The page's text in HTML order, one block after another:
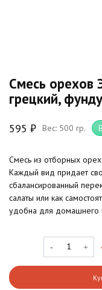
Смесь орехов
грецкий,
595 ₽ Вес: 500 гр.
Смесь из отборных
Каждый вид придает
сбалансированный
салаты или как
удобна для домашнего
Количество
товара
Смесь